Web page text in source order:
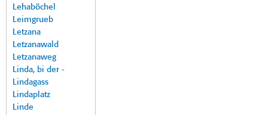
Lehaböchel
Leimgrueb
Letzana
Letzanawald
Letzanaweg
Linda, bi der -
Lindagass
Lindaplatz
Linde